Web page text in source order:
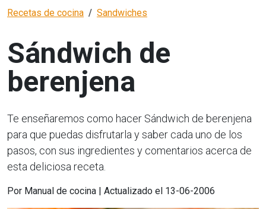
Recetas de cocina Sandwiches
Sándwich de
berenjena
Te enseñaremos como hacer Sándwich de berenjena
para que puedas disfrutarla y saber cada uno de los
pasos, con sus ingredientes y comentarios acerca de
esta deliciosa receta.
Por Manual de cocina | Actualizado el 13-06-2006